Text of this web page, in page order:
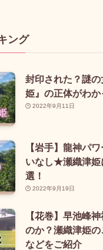
ング
封印された？謎
姫』の正体がわ
2022年9月11日
【岩手】龍神パ
いなし★瀬織津姫
選！
2022年9月19日
【花巻】早池峰
のか？瀬織津姫
などをご紹介